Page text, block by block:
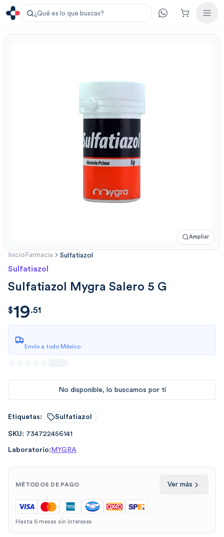
¿Qué es lo que buscas?
Ampliar
Inicio Farmacia Sulfatiazol
Sulfatiazol
Sulfatiazol Mygra Salero 5 G
$19.5151
$19.51
Envío a todo México
No disponible, lo buscamos por tí
Etiquetas: Sulfatiazol
SKU: 734722456141
Laboratorio: MYGRA
MÉTODOS DE PAGO Ver más
Hasta 6 meses sin intereses